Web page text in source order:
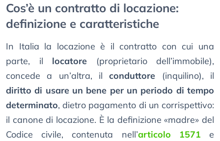
Cos’è un contratto di locazione:
definizione e caratteristiche
In Italia la locazione è il contratto con cui una
parte, il locatore (proprietario dell’immobile),
concede a un’altra, ilconduttore (inquilino), il
diritto di usare un bene per un periodo di tempo
determinato, dietro pagamento di un corrispettivo:
il canone di locazione. È la definizione «madre» del
Codice civile, contenuta nell’articolo 1571 e